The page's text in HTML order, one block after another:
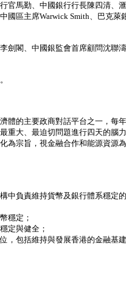
官馬勤、中國銀行行長陳四清、
國區主席Warwick Smith、巴克萊
閣、中國銀監會首席顧問沈聯
的主要政商對話平台之一，每
重大、最迫切問題進行四天的腦
為宗旨，視金融合作和能源資源
負責維持貨幣及銀行體系穩定
穩定；
定與健全；
，包括維持與發展香港的金融基